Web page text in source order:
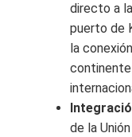
directo a
puerto de
la
continente
de la